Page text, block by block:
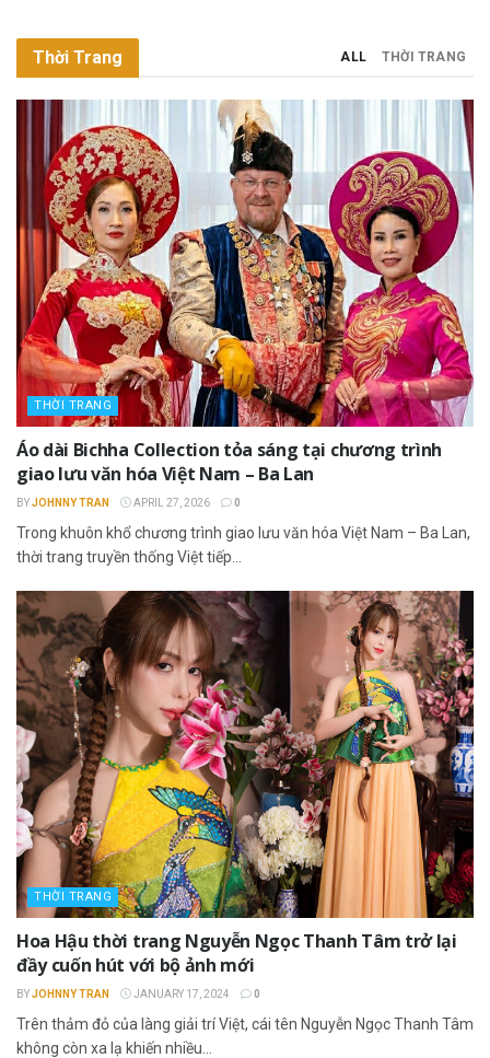
Thời Trang ALL THỜI TRANG
THỜI TRANG
Áo dài Bichha Collection tỏa sáng tại chương trình
giao lưu văn hóa Việt Nam – Ba Lan
BYJOHNNY TRAN APRIL 27, 2026 0
Trong khuôn khổ chương trình giao lưu văn hóa Việt Nam – Ba Lan,
thời trang truyền thống Việt tiếp...
THỜI TRANG
Hoa Hậu thời trang Nguyễn Ngọc Thanh Tâm trở lại
đầy cuốn hút với bộ ảnh mới
BYJOHNNY TRAN JANUARY 17, 2024 0
Trên thảm đỏ của làng giải trí Việt, cái tên Nguyễn Ngọc Thanh Tâm
không còn xa lạ khiến nhiều...